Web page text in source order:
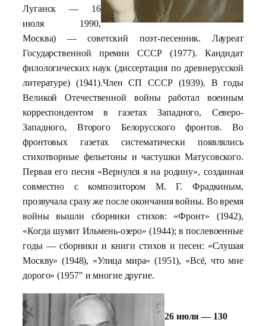
Луганск — 16
июля 1990,
Москва) — советский поэт-песенник. Лауреат
Государственной премии СССР (1977). Кандидат
филологических наук (диссертация по древнерусской
литературе) (1941).Член СП СССР (1939). В годы
Великой Отечественной войны работал военным
корреспондентом в газетах Западного, Северо-
Западного, Второго Белорусского фронтов. Во
фронтовых газетах систематически появлялись
стихотворные фельетоны и частушки Матусовского.
Первая его песня «Вернулся я на родину», созданная
совместно с композитором М. Г. Фрадкиным,
прозвучала сразу же после окончания войны. Во время
войны вышли сборники стихов: «Фронт» (1942),
«Когда шумит Ильмень-озеро» (1944); в послевоенные
годы — сборники и книги стихов и песен: «Слушая
Москву» (1948), «Улица мира» (1951), «Всё, что мне
дорого» (1957″ и многие другие.
26 июля –– 130